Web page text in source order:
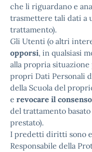
che li riguardano e
trasmettere tali dati a
trattamento).
Gli Utenti (o altri
opporsi, in qualsiasi
alla propria
propri Dati Personali
della Scuola del
e revocare il consenso
del trattamento
prestato).
I predetti diritti sono
Responsabile della